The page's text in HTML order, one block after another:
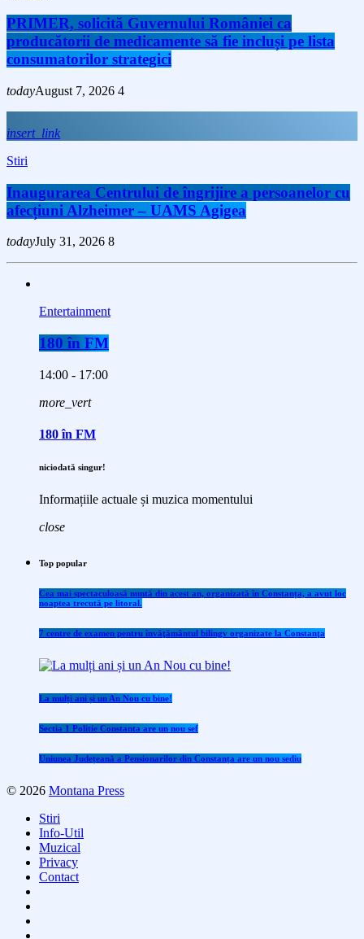
PRIMER, solicită Guvernului României ca
producătorii de medicamente să fie incluși pe lista
consumatorilor strategici
todayAugust 7, 2026 4
insert_link
Stiri
Inaugurarea Centrului de îngrijire a persoanelor cu
afecțiuni Alzheimer – UAMS Agigea
todayJuly 31, 2026 8
Entertainment
180 în FM
14:00 - 17:00
more_vert
180 în FM
niciodată singur!
Informațiile actuale și muzica momentului
close
Top popular
Cea mai spectaculoasă nuntă din acest an, organizată în Constanța, a avut loc
noaptea trecută pe litoral.
7 centre de examen pentru învăţământul bilingv organizate la Constanţa
La mulți ani și un An Nou cu bine!
Sectia 1 Politie Constanta are un nou sef
Uniunea Județeană a Pensionarilor din Constanța are un nou sediu
© 2026 Montana Press
Stiri
Info-Util
Muzical
Privacy
Contact